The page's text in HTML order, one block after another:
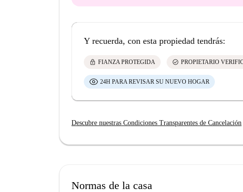
Y recuerda, con esta propiedad tendrás:
lock FIANZA PROTEGIDA check_circle PROPIETARIO
24H PARA REVISAR SU NUEVO HOGAR
Descubre nuestras Condiciones Transparentes de Cancelación
Normas de la casa